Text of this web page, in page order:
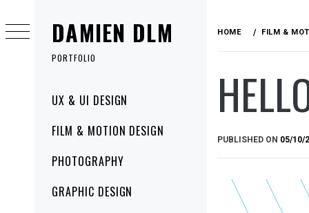
DAMIEN DLM
PORTFOLIO
MenuUX & UI DESIGN
FILM & MOTION DESIGN
PHOTOGRAPHY
GRAPHIC DESIGN
to
content
HOME FILM &
PUBLISHED ON 05/10/